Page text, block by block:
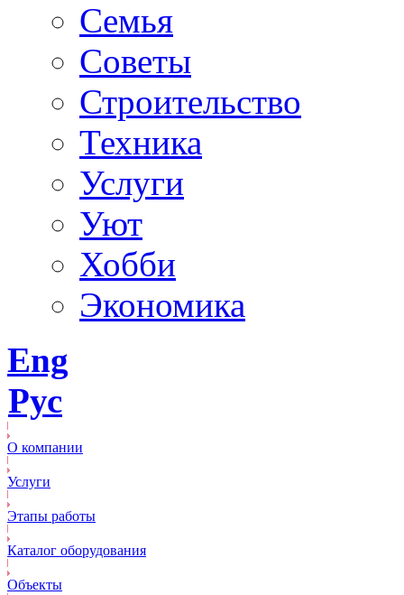
Семья
Советы
Строительство
Техника
Услуги
Уют
Хобби
Экономика
Eng
Рус
О компании
Услуги
Этапы работы
Каталог оборудования
Объекты